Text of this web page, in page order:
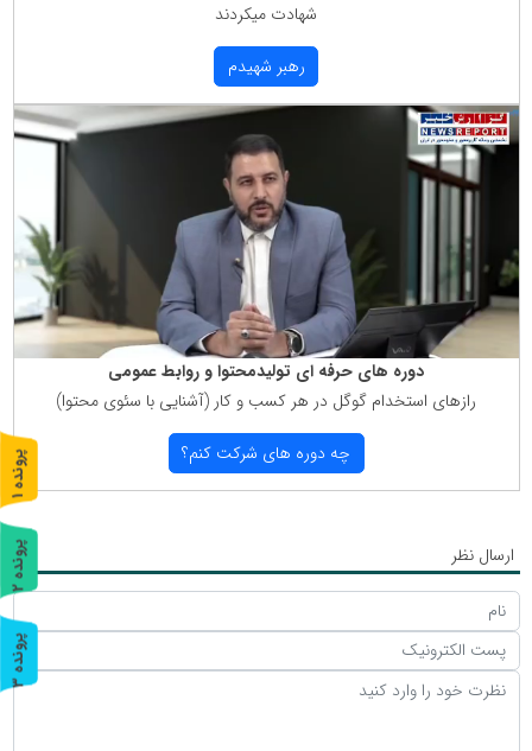
شهادت میكردند
رهبر شهیدم
دوره های حرفه ای تولیدمحتوا و روابط عمومی
رازهای استخدام گوگل در هر كسب و كار (آشنایی با سئوی محتوا)
چه دوره های شركت كنم؟
ارسال نظر
پ
ر
و
ن
د
ه
1
پ
ر
و
ن
د
ه
2
پ
ر
و
ن
د
ه
3